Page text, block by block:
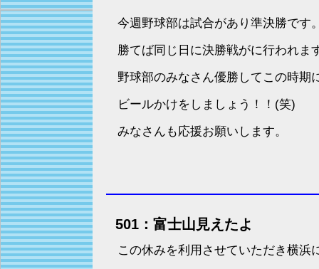
今週野球部は試合があり準決勝です
勝てば同じ日に決勝戦がに行われま
野球部のみなさん優勝してこの時期
ビールかけをしましょう！！(笑)
みなさんも応援お願いします。
501：富士山見えたよ
この休みを利用させていただき横浜